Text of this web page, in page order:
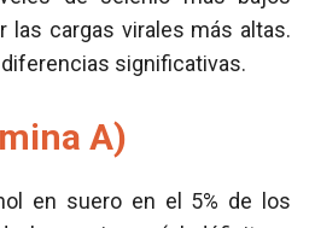
las cargas virales más altas.
significativas.
A)
en suero en el 5% de los